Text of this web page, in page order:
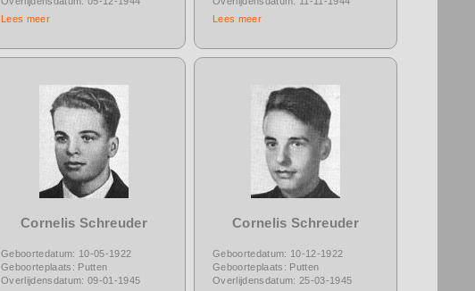
Lees meer
Lees meer
Cornelis Schreuder
Geboortedatum: 10-05-1922
Geboorteplaats: Putten
Overlijdensdatum: 09-01-1945
Cornelis Schreuder
Geboortedatum: 10-12-1922
Geboorteplaats: Putten
Overlijdensdatum: 25-03-1945